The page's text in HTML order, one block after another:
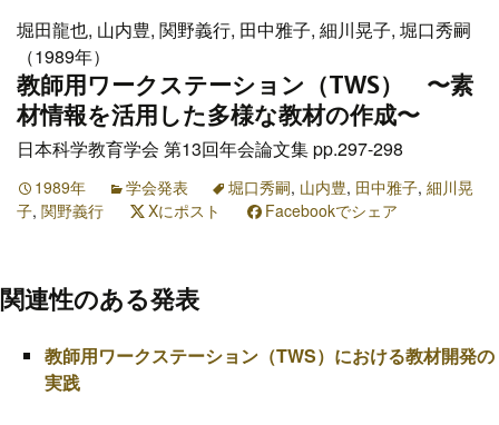
ン
へ
ス
キ
ッ
プ
堀田龍也, 山内豊, 関野義行, 田中雅子, 細川晃子, 堀口秀嗣
（1989年）
教師用ワークステーション（TWS） 〜素
材情報を活用した多様な教材の作成〜
日本科学教育学会 第13回年会論文集 pp.297-298
1989年 学会発表 堀口秀嗣, 山内豊, 田中雅子, 細川晃
子, 関野義行 Xにポスト Facebookでシェア
関連性のある発表
教師用ワークステーション（TWS）における教材開発の
実践